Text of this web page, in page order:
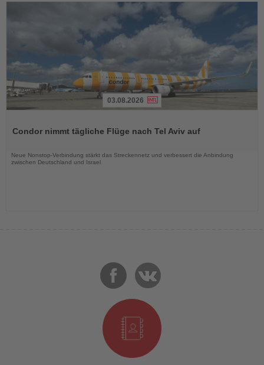
die
03.08.2026
Condor nimmt tägliche Flüge nach Tel Aviv auf
Neue Nonstop-Verbindung stärkt das Streckennetz und verbessert die Anbindung
zwischen Deutschland und Israel